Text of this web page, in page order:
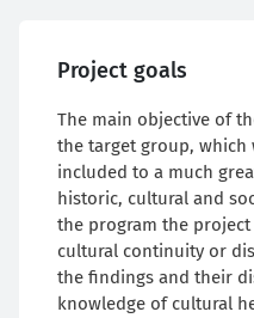
Project goals
The main objective of
the target group,
included to a much
historic, cultural and
the program the
cultural continuity or
the findings and their
knowledge of cultural